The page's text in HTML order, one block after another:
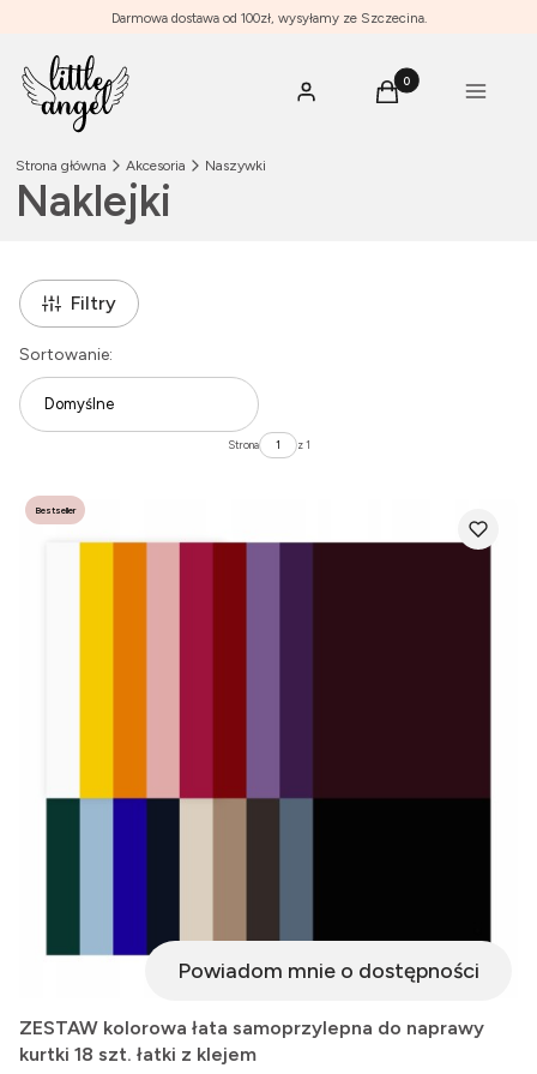
Darmowa dostawa od 100zł, wysyłamy ze Szczecina.
Zaloguj się Produkty w koszyku:
Koszyk Menu
Strona główna Akcesoria Naszywki
Naklejki
Filtry
Lista produktów
Sortowanie:
Domyślne
Strona z 1
Bestseller
Powiadom mnie o dostępności
ZESTAW kolorowa łata samoprzylepna do naprawy
kurtki 18 szt. łatki z klejem